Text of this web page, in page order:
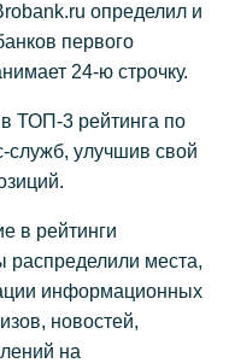
определил и
первого
24-ю строчку.
ТОП-3 рейтинга по
служб, улучшив свой
в рейтинги
распределили места,
информационных
новостей,
на